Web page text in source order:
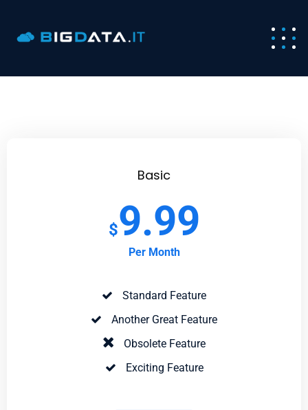
Basic
$9.99
Per Month
Standard Feature
Another Great Feature
Obsolete Feature
Exciting Feature